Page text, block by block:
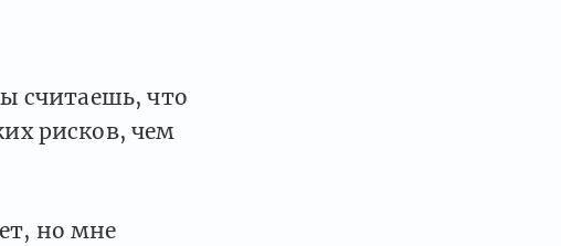
считаешь, что
рисков, чем
но мне